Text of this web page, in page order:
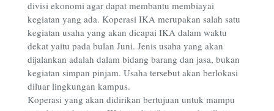
divisi ekonomi agar dapat membantu membiayai
kegiatan yang ada. Koperasi IKA merupakan salah satu
kegiatan usaha yang akan dicapai IKA dalam waktu
dekat yaitu pada bulan Juni. Jenis usaha yang akan
dijalankan adalah dalam bidang barang dan jasa, bukan
kegiatan simpan pinjam. Usaha tersebut akan berlokasi
diluar lingkungan kampus.
Koperasi yang akan didirikan bertujuan untuk mampu